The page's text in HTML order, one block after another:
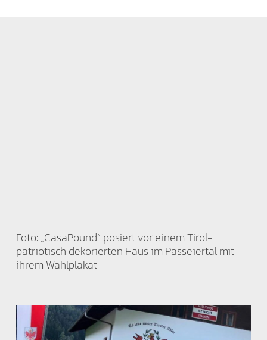
Foto: „CasaPound“ posiert vor einem Tirol-
patriotisch dekorierten Haus im Passeiertal mit
ihrem Wahlplakat.